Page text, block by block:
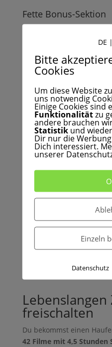
Fette Bonus-Sektion
einige Freunde, die den
schwierig wird, z.B. mit
greife dann natürlich zu
Viele schrecken vor dem
zurück, denn es ist eben
komplett zu beherrschen.
konkrete Rezepte, wie
Situationen mit Hilfe von
Freistellererzeugst. Und
genau so viel Wissen, wie
Kurs. Du lernst genau die
Techniken, die ich
eigenen Kurs packen
freischalten
Du bekommst einen
42 Filme mit 4,5 Stunden
DE |
Bitte
Cookies
Um diese Website
uns notwendig
Einige Cookies
Funktionalitätzu
andere brauchen
Statistikund
Dir nur die
Dich interessiert.
unserer
Einzeln
Datenschutz